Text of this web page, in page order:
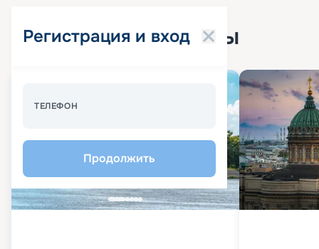
Регистрация и вход
ТЕЛЕФОН
Продолжить
Популярные круизы